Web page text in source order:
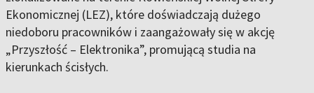
Ekonomicznej (LEZ), które doświadczają dużego
niedoboru pracowników i zaangażowały się w akcję
„Przyszłość – Elektronika”, promującą studia na
kierunkach ścisłych.